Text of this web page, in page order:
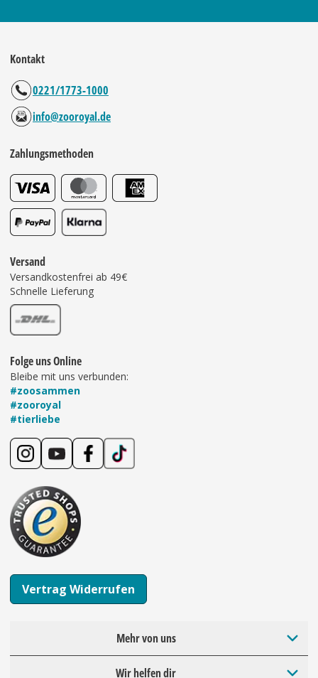
Kontakt
0221/1773-1000
info@zooroyal.de
Zahlungsmethoden
Versand
Versandkostenfrei ab 49€
Schnelle Lieferung
Folge uns Online
Bleibe mit uns verbunden:
#zoosammen
#zooroyal
#tierliebe
Vertrag Widerrufen
Mehr von uns
Wir helfen dir